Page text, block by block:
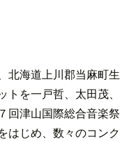
海道上川郡当麻町生
を一戸哲、太田茂、
回津山国際総合音楽祭
はじめ、数々のコンク